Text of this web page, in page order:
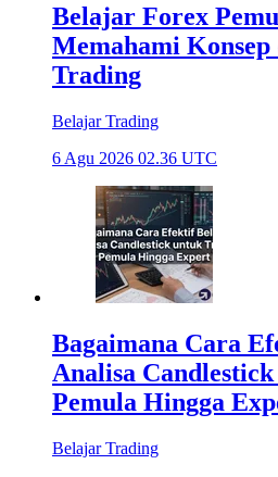
Belajar Forex
Memahami Konsep
Trading
Belajar Trading
6 Agu 2026 02.36 UTC
Bagaimana Cara
Analisa
Pemula Hingga
Belajar Trading